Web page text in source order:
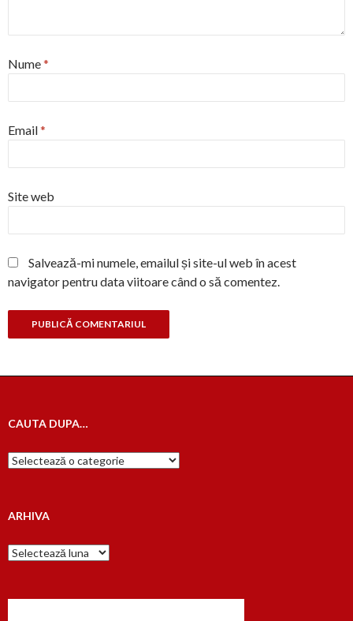
Nume*
Email*
Site web
Salvează-mi numele, emailul și site-ul web în acest
navigator pentru data viitoare când o să comentez.
CAUTA DUPA…
Cauta
dupa…
ARHIVA
Arhiva